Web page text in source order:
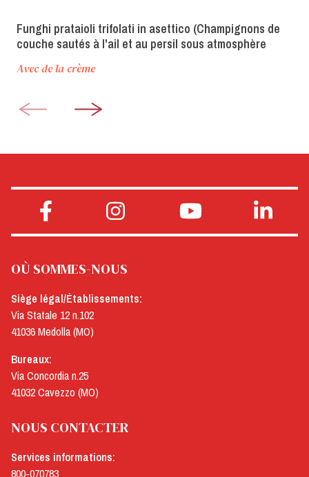
Funghi prataioli trifolati in asettico (Champignons de
couche sautés à l'ail et au persil sous atmosphère
Avec de la crème
OÙ SOMMES-NOUS
Siège légal/Établissements:
Via Statale 12 n.102
41036 Medolla (MO)
Bureaux:
Via Concordia n.25
41032 Cavezzo (MO)
NOUS CONTACTER
Services informations:
800-070783